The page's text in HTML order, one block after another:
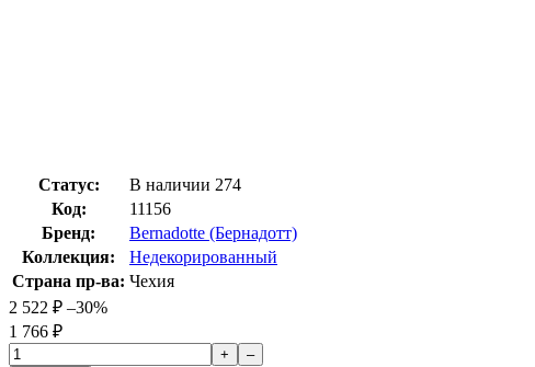
Статус: В наличии 274
Код:
11156
Бренд:
Bernadotte (Бернадотт)
Коллекция:
Недекорированный
Страна пр-ва: Чехия
2 522 ₽ –30%
1 766 ₽
+
–